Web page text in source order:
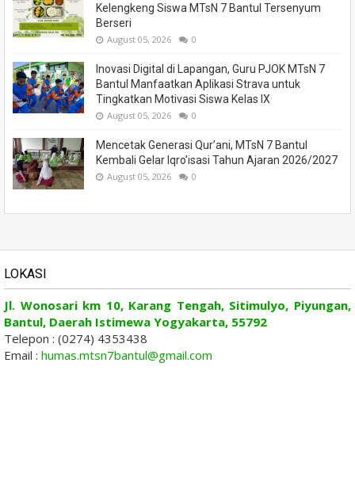
Kelengkeng Siswa MTsN 7 Bantul Tersenyum
Berseri
August 05, 2026 0
Inovasi Digital di Lapangan, Guru PJOK MTsN 7
Bantul Manfaatkan Aplikasi Strava untuk
Tingkatkan Motivasi Siswa Kelas IX
August 05, 2026 0
Mencetak Generasi Qur’ani, MTsN 7 Bantul
Kembali Gelar Iqro’isasi Tahun Ajaran 2026/2027
August 05, 2026 0
LOKASI
Jl. Wonosari km 10, Karang Tengah, Sitimulyo, Piyungan,
Bantul, Daerah Istimewa Yogyakarta, 55792
Telepon : (0274) 4353438
Email : humas.mtsn7bantul@gmail.com